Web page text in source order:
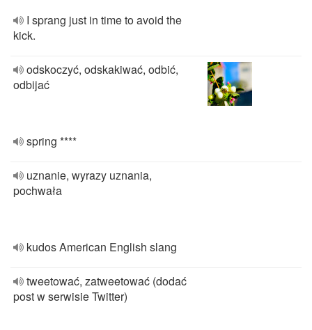
I sprang just in time to avoid the
kick.
odskoczyć, odskakiwać, odbić,
odbijać
spring ****
uznanie, wyrazy uznania,
pochwała
kudos American English slang
tweetować, zatweetować (dodać
post w serwisie Twitter)